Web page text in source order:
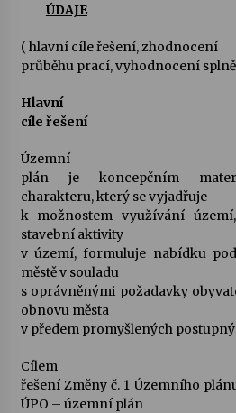
ÚDAJE
( hlavní cíle řešení, zhodnocení
průběhu prací, vyhodnocení
Hlavní
cíle řešení
Územní
plán je koncepčním
charakteru, který se vyjadřuje
k možnostem využívání
stavební aktivity
v území, formuluje nabídku
městě v souladu
s oprávněnými požadavky
obnovu města
v předem promyšlených
Cílem
řešení Změny č. 1 Územního
ÚPO – územní plán